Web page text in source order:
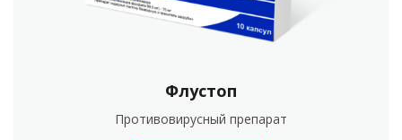
Флустоп
Противовирусный препарат